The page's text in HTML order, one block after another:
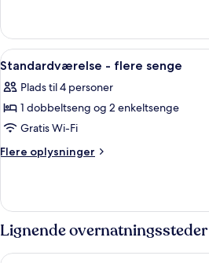
eller
enkeltsenge
værelse
1
eller
2
Indlæs
alle
billeder
af
Standardværelse
-
3
Standardværelse - flere senge
Plads til 4 personer
1 dobbeltseng og 2 enkeltsenge
Gratis Wi-Fi
Flere oplysninger
Flere
-
flere
senge
Lignende overnatningssteder